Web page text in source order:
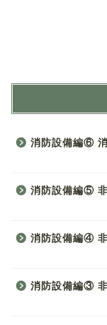
消防設備編⑥
消防設備編⑤
消防設備編④
消防設備編③